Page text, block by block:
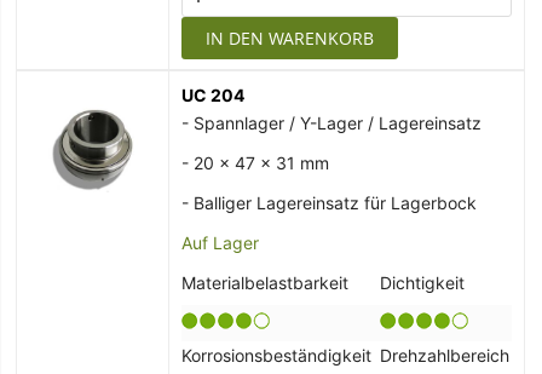
IN DEN WARENKORB
UC 204
- Spannlager / Y-Lager / Lagereinsatz
- 20 x 47 x 31 mm
- Balliger Lagereinsatz für Lagerbock
Auf Lager
Materialbelastbarkeit
Dichtigkeit
Korrosionsbeständigkeit Drehzahlbereich